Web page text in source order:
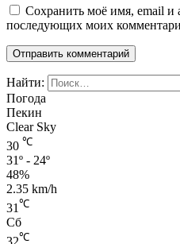
Сохранить моё имя, email и
последующих моих
Найти:
Погода
Пекин
Clear Sky
30 ℃
31º - 24º
48%
2.35 km/h
31 ℃
Сб
℃